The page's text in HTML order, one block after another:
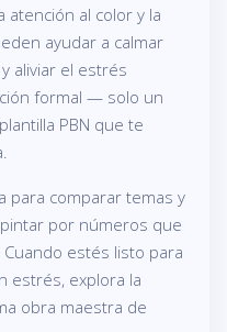
atención al color y la
ayudar a calmar
aliviar el estrés
formal — solo un
PBN que te
para comparar temas y
por números que
estés listo para
estrés, explora la
obra maestra de